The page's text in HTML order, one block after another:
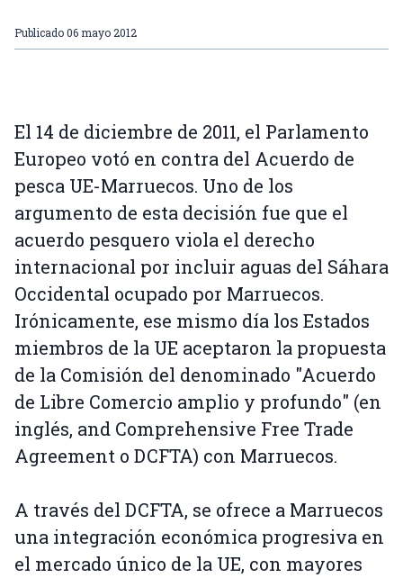
Publicado06 mayo 2012
El 14 de diciembre de 2011, el Parlamento
Europeo votó en contra del Acuerdo de
pesca UE-Marruecos. Uno de los
argumento de esta decisión fue que el
acuerdo pesquero viola el derecho
internacional por incluir aguas del Sáhara
Occidental ocupado por Marruecos.
Irónicamente, ese mismo día los Estados
miembros de la UE aceptaron la propuesta
de la Comisión del denominado "Acuerdo
de Libre Comercio amplio y profundo" (en
inglés, and Comprehensive Free Trade
Agreement o DCFTA) con Marruecos.
A través del DCFTA, se ofrece a Marruecos
una integración económica progresiva en
el mercado único de la UE, con mayores